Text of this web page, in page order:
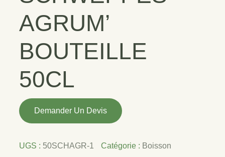
AGRUM’
BOUTEILLE
50CL
quantité
de
AGRUM'
Demander Un Devis
UGS : 50SCHAGR-1 Catégorie : Boisson